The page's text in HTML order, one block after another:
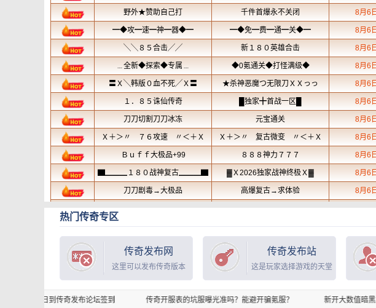
热门传奇专区
传奇发布网
这里可以发布传奇版本
传奇发布站
这是玩家选择游戏的天堂
奇发布论坛签到 传奇开服表的坑服曝光准吗？能避开骗氪服？ 新开大数值暗黑24职业福利版-打